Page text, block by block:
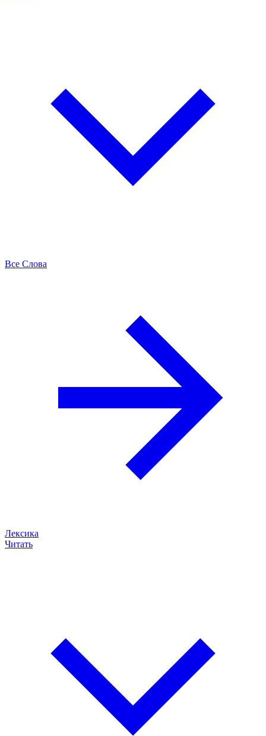
Все Слова
Лексика
Читать